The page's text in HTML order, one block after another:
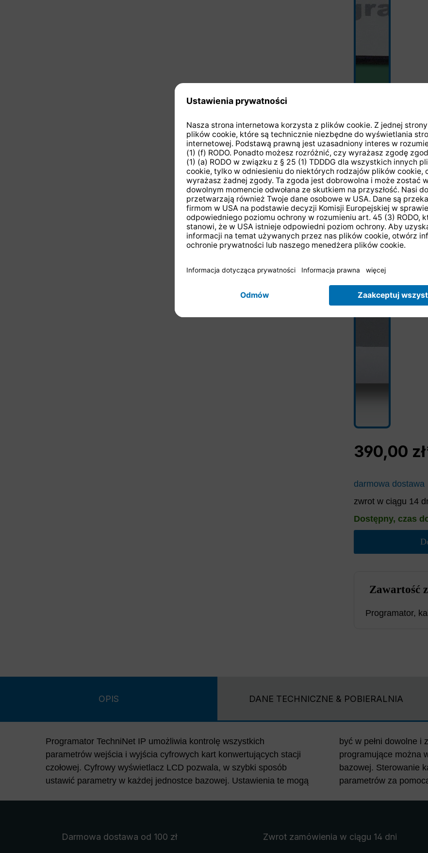
390,00
darmowa dostawa
zwrot w ciągu 14
Dostępny, czas
Zawartość
Programator,
OPIS DANE TECHNICZNE & POBIERALNIA
Programator TechniNet IP umożliwia kontrolę wszystkich
parametrów wejścia i wyjścia cyfrowych kart konwertujących stacji
czołowej. Cyfrowy wyświetlacz LCD pozwala, w szybki sposób
ustawić parametry w każdej jednostce bazowej. Ustawienia te mogą
być w pełni dowolne i zgodne z Państwa preferencjami. Urządzenie
programujące można w łatwy i szybki sposób podłączyć do jednostki
bazowej. Sterowanie kartami odbywa się poprzez wprowadzenie
parametrów za
Darmowa dostawa od 100 zł Zwrot zamówienia w ciągu 14 dni